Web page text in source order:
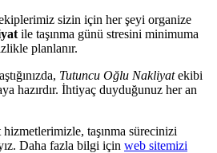
sizin için her şeyi organize
ile taşınma günü stresini minimuma
planlanır.
Tutuncu Oğlu Nakliyatekibi
hazırdır. İhtiyaç duyduğunuz her an
taşınma sürecinizi
Daha fazla bilgi için web sitemizi